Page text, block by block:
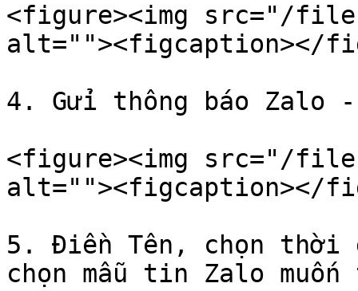
<figure><img src="/
alt=""><figcaption></
4. Gửi thông báo Zalo
<figure><img src="/
alt=""><figcaption></
5. Điền Tên, chọn
chọn mẫu tin Zalo